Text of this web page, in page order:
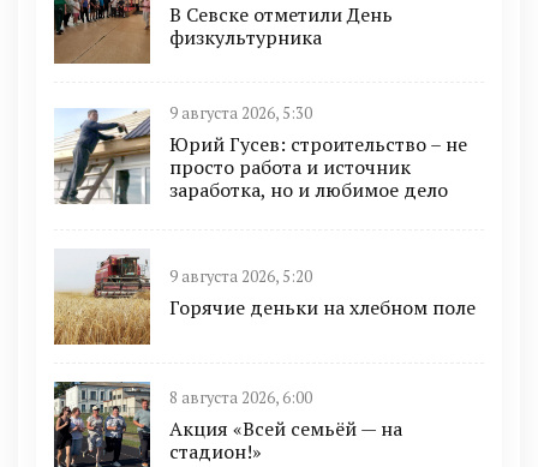
В Севске отметили День
физкультурника
9 августа 2026, 5:30
Юрий Гусев: строительство – не
просто работа и источник
заработка, но и любимое дело
9 августа 2026, 5:20
Горячие деньки на хлебном поле
8 августа 2026, 6:00
Акция «Всей семьёй — на
стадион!»